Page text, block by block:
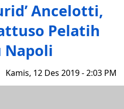
Ancelotti,
Pelatih
Napoli
Kamis, 12 Des 2019 - 2:03 PM